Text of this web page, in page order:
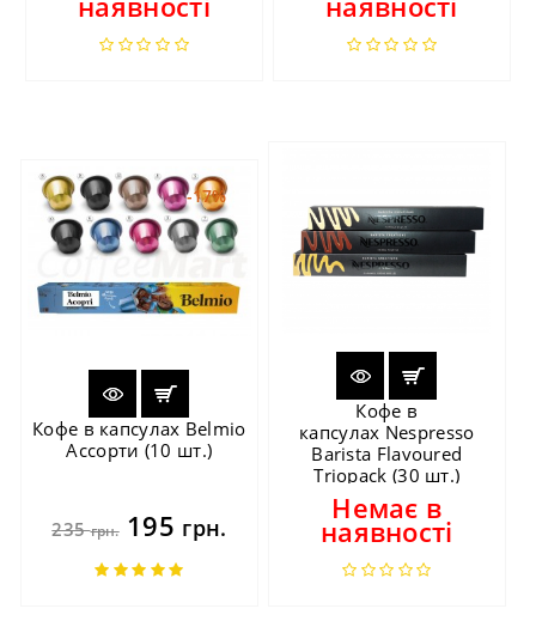
-17%
Кофе в капсулах Belmio
Ассорти (10 шт.)
235грн.195 грн.
Кофе в
капсулах Nespresso
Barista Flavoured
Triopack (30 шт.)
Немає в
наявності